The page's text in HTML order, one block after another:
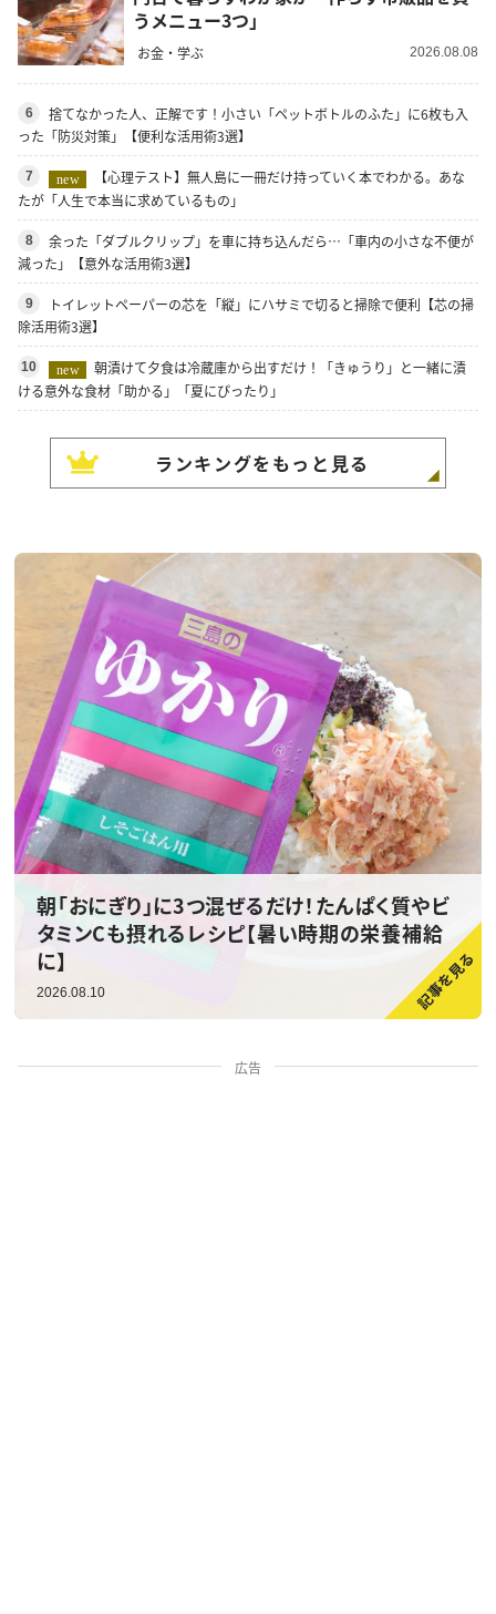
うメニュー3つ」
お金・学ぶ 2026.08.08
6
捨てなかった人、正解です！小さい「ペットボトルのふた」に6枚も入
った「防災対策」【便利な活用術3選】
7 new
【心理テスト】無人島に一冊だけ持っていく本でわかる。あな
たが「人生で本当に求めているもの」
8
余った「ダブルクリップ」を車に持ち込んだら…「車内の小さな不便が
減った」【意外な活用術3選】
9
トイレットペーパーの芯を「縦」にハサミで切ると掃除で便利【芯の掃
除活用術3選】
10 new
朝漬けて夕食は冷蔵庫から出すだけ！「きゅうり」と一緒に漬
ける意外な食材「助かる」「夏にぴったり」
ランキングをもっと見る
朝「おにぎり」に3つ混ぜるだけ！たんぱく質やビ
タミンCも摂れるレシピ【暑い時期の栄養補給
に】
2026.08.10
広告